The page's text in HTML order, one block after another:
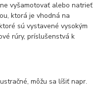
vyšamotovať alebo natrieť
ktorá je vhodná na
sú vystavené vysokým
rúry, príslušenstvá k
môžu sa líšiť napr.